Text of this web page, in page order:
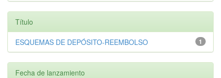
Título
1
ESQUEMAS DE DEPÓSITO-REEMBOLSO
Fecha de lanzamiento